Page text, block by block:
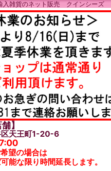
入雑貨のネット販売 クインシーズ
】
区天王町1-20-6
望の場合は
能な限り時間延長します。